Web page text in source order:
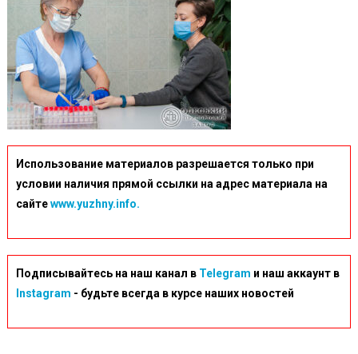
Использование материалов разрешается только при
условии наличия прямой ссылки на адрес материала на
сайтеwww.yuzhny.info.
Подписывайтесь на наш канал в Telegram и наш аккаунт в
Instagram - будьте всегда в курсе наших новостей